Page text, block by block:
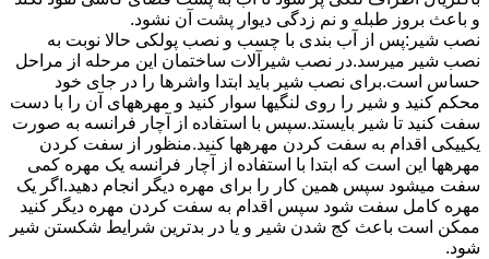
و باعث بروز طبله و نم زدگی دیوار پشت آن نشود.
نصب شیر:پس از آب بندی با چسب و نصب پولکی حالا نوبت به
نصب شیر میرسد.در نصب شیرآلات ساختمان این مرحله از مراحل
حساس است.برای نصب شیر باید ابتدا واشرها را در جای خود
محکم کنید و شیر را روی لنگیها سوار کنید و مهرههای آن را با دست
سفت کنید تا شیر بایستد.سپس با استفاده از آچار فرانسه به صورت
یکییکی اقدام به سفت کردن مهرهها کنید.منظور از سفت کردن
مهرهها این است که ابتدا با استفاده از آچار فرانسه یک مهره کمی
سفت میشود سپس همین کار را برای مهره دیگر انجام دهید.اگر یک
مهره کامل سفت شود سپس اقدام به سفت کردن مهره دیگر کنید
ممکن است باعث کج شدن شیر و یا در بدترین شرایط شکستن شیر
شود.